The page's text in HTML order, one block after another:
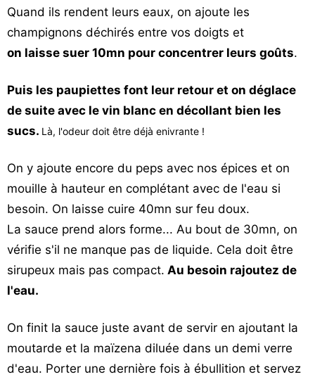
Quand ils rendent leurs eaux, on ajoute les
champignons déchirés entre vos doigts et
on laisse suer 10mn pour concentrer leurs goûts.
Puis les paupiettes font leur retour et on déglace
de suite avec le vin blanc en décollant bien les
sucs. Là, l'odeur doit être déjà enivrante !
On y ajoute encore du peps avec nos épices et on
mouille à hauteur en complétant avec de l'eau si
besoin. On laisse cuire 40mn sur feu doux.
La sauce prend alors forme... Au bout de 30mn, on
vérifie s'il ne manque pas de liquide. Cela doit être
sirupeux mais pas compact. Au besoin rajoutez de
l'eau.
On finit la sauce juste avant de servir en ajoutant la
moutarde et la maïzena diluée dans un demi verre
d'eau. Porter une dernière fois à ébullition et servez